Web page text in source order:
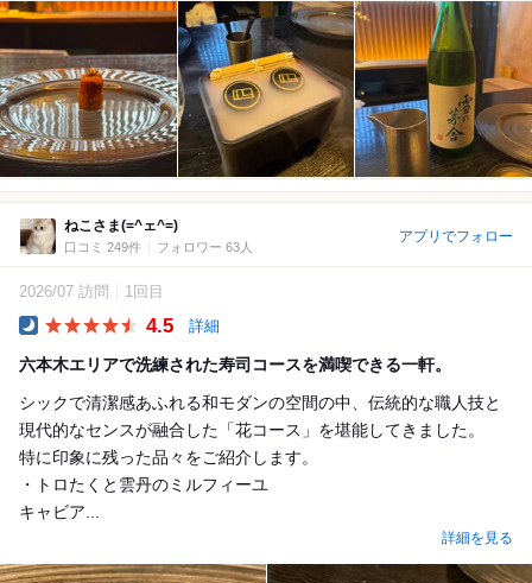
ねこさま(=^ェ^=)
口コミ 249件 フォロワー 63人
アプリでフォロー
2026/07 訪問 1回目
4.5 詳細
六本木エリアで洗練された寿司コースを満喫できる一軒。
シックで清潔感あふれる和モダンの空間の中、伝統的な職人技と
現代的なセンスが融合した「花コース」を堪能してきました。
特に印象に残った品々をご紹介します。
・トロたくと雲丹のミルフィーユ
キャビア...
詳細を見る